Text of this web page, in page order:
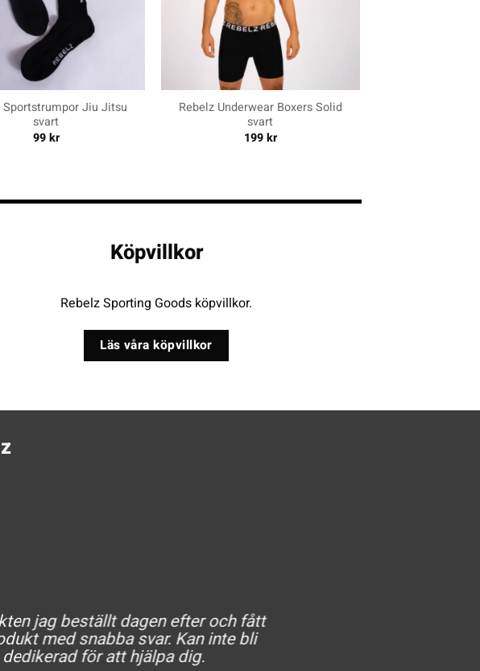
Sportstrumpor Jiu Jitsu
svart
99kr
Rebelz Underwear Boxers Solid
svart
199kr
Köpvillkor
Rebelz Sporting Goods köpvillkor.
Läs våra köpvillkor
jag beställt dagen efter och fått
med snabba svar. Kan inte bli
för att hjälpa dig.